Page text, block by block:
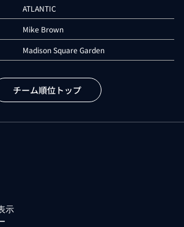
ATLANTIC
Mike Brown
Madison Square Garden
チーム順位トップ
示